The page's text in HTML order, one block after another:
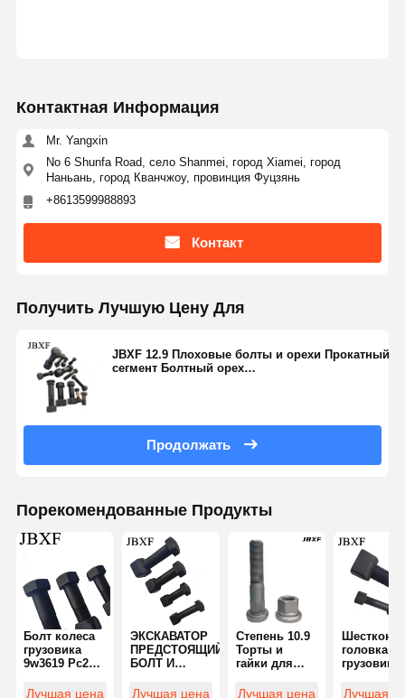
Контактная Информация
Mr. Yangxin
No 6 Shunfa Road, село Shanmei, город Xiamei, город
Наньань, город Кванчжоу, провинция Фуцзянь
+8613599988893
Контакт
Получить Лучшую Цену Для
JBXF 12.9 Плоховые болты и орехи Прокатный
сегмент Болтный орех
Продолжать
Порекомендованные Продукты
Болт колеса
грузовика
9w3619 Pc200
Cat320
Лучшая цена
ЭКСКАВАТОР
ПРЕДСТОЯЩИЙ
БОЛТ И
9W3619 PC200
Лучшая цена
Степень 10.9
Торты и
гайки для
грузовика
Лучшая цена
головка
грузовика
прочный
Лучшая